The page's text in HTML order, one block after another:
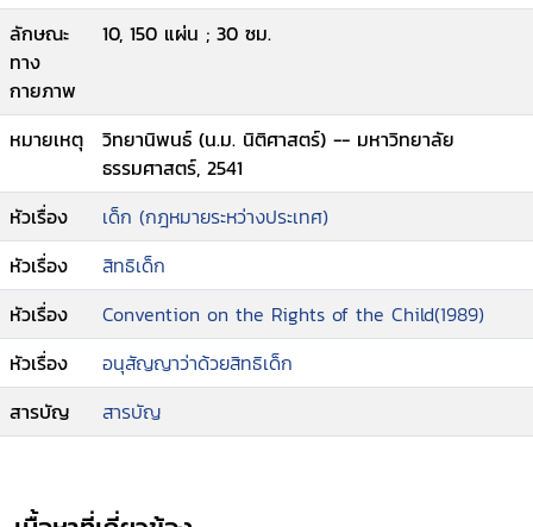
ลักษณะ
ทาง
กายภาพ
10, 150 แผ่น ; 30 ซม.
หมายเหตุ
วิทยานิพนธ์ (น.ม. นิติศาสตร์) -- มหาวิทยาลัย
ธรรมศาสตร์, 2541
หัวเรื่อง
เด็ก (กฎหมายระหว่างประเทศ)
หัวเรื่อง
สิทธิเด็ก
หัวเรื่อง
Convention on the Rights of the Child(1989)
หัวเรื่อง
อนุสัญญาว่าด้วยสิทธิเด็ก
สารบัญ
สารบัญ